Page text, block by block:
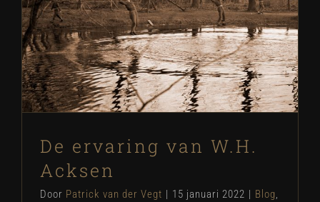
De ervaring van W.H. Acksen
Blog Nieuws
De ervaring van W.H.
Acksen
Door Patrick van der Vegt | 15 januari 2022 | Blog